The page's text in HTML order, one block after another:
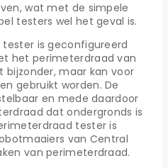
wat met de simpele
testers wel het geval is.
is geconfigureerd
het perimeterdraad van
bijzonder, maar kan voor
gebruikt worden. De
en mede daardoor
dat ondergronds is
tester is
van Central
van perimeterdraad.